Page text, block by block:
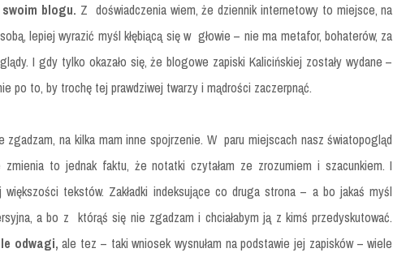
blogu. Z doświadczenia wiem, że dziennik internetowy to miejsce, na
lepiej wyrazić myśl kłębiącą się w głowie – nie ma metafor, bohaterów, za
I gdy tylko okazało się, że blogowe zapiski Kalicińskiej zostały wydane –
po to, by trochę tej prawdziwej twarzy i mądrości zaczerpnąć.
na kilka mam inne spojrzenie. W paru miejscach nasz światopogląd
zmienia to jednak faktu, że notatki czytałam ze zrozumiem i szacunkiem. I
większości tekstów. Zakładki indeksujące co druga strona – a bo jakaś myśl
a bo z którąś się nie zgadzam i chciałabym ją z kimś przedyskutować.
odwagi, ale tez – taki wniosek wysnułam na podstawie jej zapisków – wiele